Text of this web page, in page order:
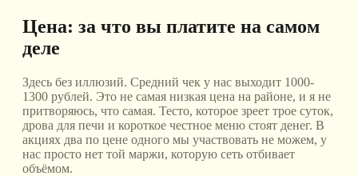
Цена: за что вы платите на самом
деле
Здесь без иллюзий. Средний чек у нас выходит 1000-
1300 рублей. Это не самая низкая цена на районе, и я не
притворяюсь, что самая. Тесто, которое зреет трое суток,
дрова для печи и короткое честное меню стоят денег. В
акциях два по цене одного мы участвовать не можем, у
нас просто нет той маржи, которую сеть отбивает
объёмом.